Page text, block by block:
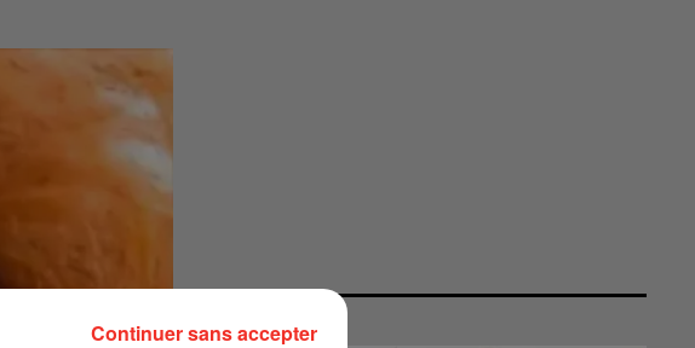
Continuer sans accepter